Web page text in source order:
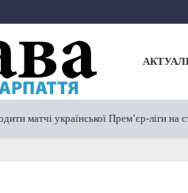
української Прем’єр-ліги на